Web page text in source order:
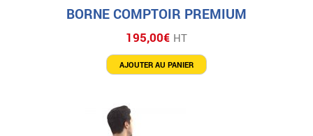
BORNE COMPTOIR PREMIUM
195,00€ HT
AJOUTER AU PANIER